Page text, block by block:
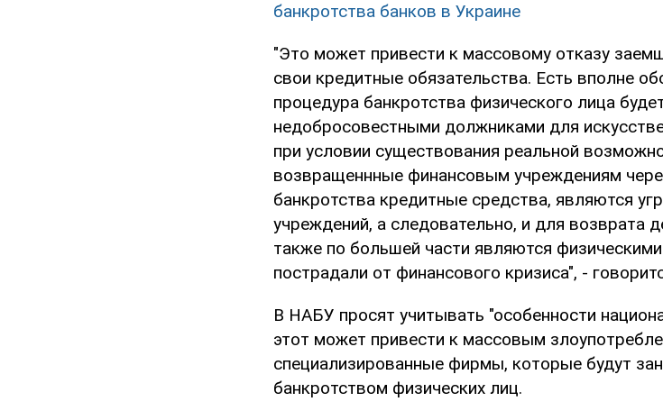
банкротства банков в Украине
"Это может привести к массовому отказу
свои кредитные обязательства. Есть вполне
процедура банкротства физического лица
недобросовестными должниками для
при условии существования реальной
возвращеннные финансовым учреждениям
банкротства кредитные средства, являются
учреждений, а следовательно, и для возврата
также по большей части являются
пострадали от финансового кризиса", -
В НАБУ просят учитывать "особенности
этот может привести к массовым
специализированные фирмы, которые будут
банкротством физических лиц.